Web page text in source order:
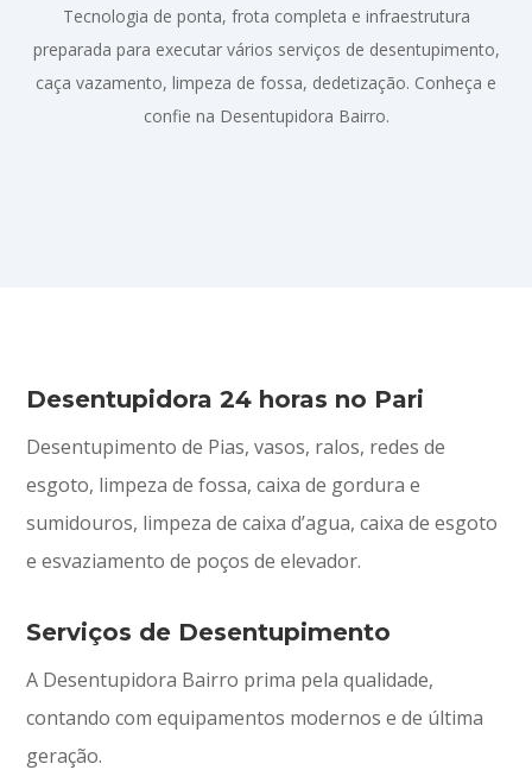
Tecnologia de ponta, frota completa e infraestrutura
preparada para executar vários serviços de desentupimento,
caça vazamento, limpeza de fossa, dedetização. Conheça e
confie na Desentupidora Bairro.
Desentupidora 24 horas no Pari
Desentupimento de Pias, vasos, ralos, redes de
esgoto, limpeza de fossa, caixa de gordura e
sumidouros, limpeza de caixa d’agua, caixa de esgoto
e esvaziamento de poços de elevador.
Serviços de Desentupimento
A Desentupidora Bairro prima pela qualidade,
contando com equipamentos modernos e de última
geração.